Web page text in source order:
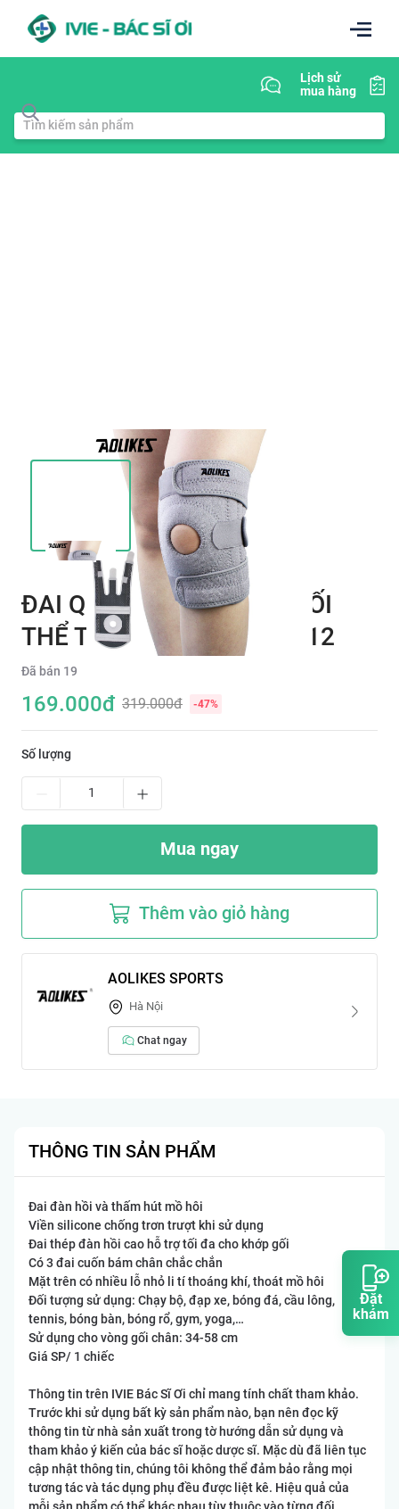
Đặt
khám
Lịch sử
mua hàng
ĐAI QUẤN BẢO VỆ ĐẦU GỐI
THỂ THAO AOLIKES A-7912
Đã bán 19
169.000đ 319.000đ -47%
Số lượng
Mua ngay
Thêm vào giỏ hàng
AOLIKES SPORTS
Hà Nội
Chat ngay
THÔNG TIN SẢN PHẨM
Đai đàn hồi và thấm hút mồ hôi
Viền silicone chống trơn trượt khi sử dụng
Đai thép đàn hồi cao hỗ trợ tối đa cho khớp gối
Có 3 đai cuốn bám chân chắc chắn
Mặt trên có nhiều lỗ nhỏ li tí thoáng khí, thoát mồ hôi
Đối tượng sử dụng: Chạy bộ, đạp xe, bóng đá, cầu lông,
tennis, bóng bàn, bóng rổ, gym, yoga,…
Sử dụng cho vòng gối chân: 34-58 cm
Giá SP/ 1 chiếc
Thông tin trên IVIE Bác Sĩ Ơi chỉ mang tính chất tham khảo.
Trước khi sử dụng bất kỳ sản phẩm nào, bạn nên đọc kỹ
thông tin từ nhà sản xuất trong tờ hướng dẫn sử dụng và
tham khảo ý kiến của bác sĩ hoặc dược sĩ. Mặc dù đã liên tục
cập nhật thông tin, chúng tôi không thể đảm bảo rằng mọi
tương tác và tác dụng phụ đều được liệt kê. Hiệu quả của
mỗi sản phẩm có thể khác nhau tùy thuộc vào từng đối